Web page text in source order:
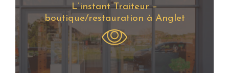
L’instant Traiteur –
boutique/restauration à Anglet